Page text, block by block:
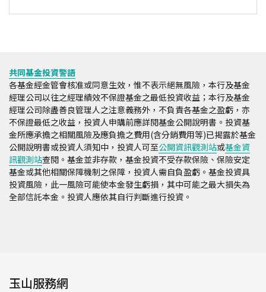
共同基金投資警語
各基金經金管會核准或同意生效，惟不表示絕無風險，本行及基金
經理公司以往之經理績效不保證基金之最低投資收益；本行及基金
經理公司除盡善良管理人之注意義務外，不負責各基金之盈虧，亦
不保證最低之收益，投資人申購前應詳閱基金公開說明書。投資基
金所應承擔之相關風險及應負擔之費用(含分銷費用等)已揭露於基金
公開說明書或投資人須知中，投資人可至公開資訊觀測站或基金資
訊觀測站查閱。基金並非存款，基金投資不受存款保險、保險安定
基金或其他相關保障機制之保障，投資人需自負盈虧。基金投資具
投資風險，此一風險可能使本金發生虧損，其中可能之最大損失為
全部信託本金。投資人應依其自行判斷進行投資。
玉山服務網